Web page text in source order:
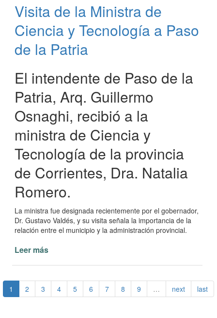
Cosme
Giovanna
Morales
Maciel
Visita de la Ministra de
Ciencia y Tecnología a Paso
de la Patria
El intendente de Paso de la
Patria, Arq. Guillermo
Osnaghi, recibió a la
ministra de Ciencia y
Tecnología de la provincia
de Corrientes, Dra. Natalia
Romero.
La ministra fue designada recientemente por el gobernador,
Dr. Gustavo Valdés, y su visita señala la importancia de la
relación entre el municipio y la administración provincial.
Leer más
la
Ministra
1 2 3 4 5 6 7 8 9 … next last